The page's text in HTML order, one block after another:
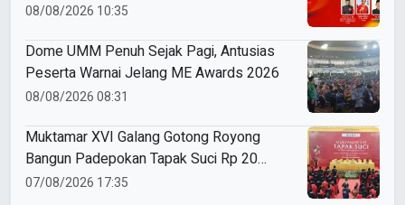
08/08/2026 10:35
Dome UMM Penuh Sejak Pagi, Antusias
Peserta Warnai Jelang ME Awards 2026
08/08/2026 08:31
Muktamar XVI Galang Gotong Royong
Bangun Padepokan Tapak Suci Rp 20
Miliar
07/08/2026 17:35